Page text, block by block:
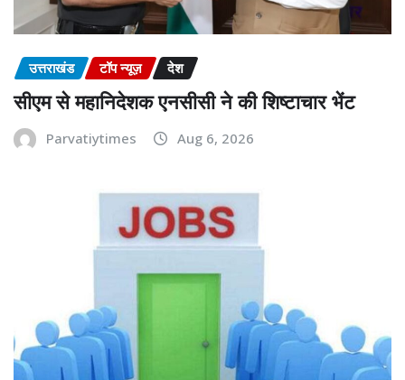
उत्तराखंड टॉप न्यूज़ देश
सीएम से महानिदेशक एनसीसी ने की शिष्टाचार भेंट
Parvatiytimes Aug 6, 2026